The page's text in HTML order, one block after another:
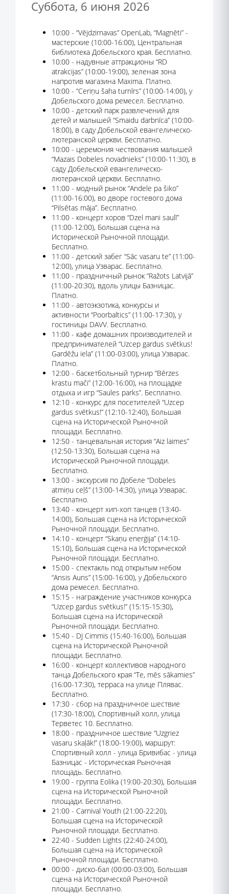
Суббота, 6 июня 2026
10:00 - “Vējdzirnavas” OpenLab, “Magnēti” -
мастерские (10:00-16:00), Центральная
библиотека Добельского края. Бесплатно.
10:00 - надувные аттракционы “RD
atrakcijas” (10:00-19:00), зеленая зона
напротив магазина Maxima. Платно.
10:00 - “Ceriņu šaha turnīrs” (10:00-14:00), у
Добельского дома ремесел. Бесплатно.
10:00 - детский парк развлечений для
детей и малышей “Smaidu darbnīca” (10:00-
18:00), в саду Добельской евангелическо-
лютеранской церкви. Бесплатно.
10:00 - церемония чествования малышей
“Mazais Dobeles novadnieks” (10:00-11:30), в
саду Добельской евангелическо-
лютеранской церкви. Бесплатно.
11:00 - модный рынок “Andele pa šiko”
(11:00-16:00), во дворе гостевого дома
“Pilsētas māja”. Бесплатно.
11:00 - концерт хоров “Dzel mani saulī”
(11:00-12:00), Большая сцена на
Исторической Рыночной площади.
Бесплатно.
11:00 - детский забег “Sāc vasaru te” (11:00-
12:00), улица Узварас. Бесплатно.
11:00 - праздничный рынок “Ražots Latvijā”
(11:00-20:30), вдоль улицы Базницас.
Платно.
11:00 - автоэкзотика, конкурсы и
активности “Poorbaltics” (11:00-17:30), у
гостиницы DAVV. Бесплатно.
11:00 - кафе домашних производителей и
предпринимателей “Uzcep gardus svētkus!
Gardēžu iela” (11:00-03:00), улица Узварас.
Платно.
12:00 - баскетбольный турнир “Bērzes
krastu mači” (12:00-16:00), на площадке
отдыха и игр “Saules parks”. Бесплатно.
12:10 - конкурс для посетителей “Uzcep
gardus svētkus!” (12:10-12:40), Большая
сцена на Исторической Рыночной
площади. Бесплатно.
12:50 - танцевальная история “Aiz laimes”
(12:50-13:30), Большая сцена на
Исторической Рыночной площади.
Бесплатно.
13:00 - экскурсия по Добеле “Dobeles
atmiņu ceļš” (13:00-14:30), улица Узварас.
Бесплатно.
13:40 - концерт хип-хоп танцев (13:40-
14:00), Большая сцена на Исторической
Рыночной площади. Бесплатно.
14:10 - концерт “Skaņu enerģija” (14:10-
15:10), Большая сцена на Исторической
Рыночной площади. Бесплатно.
15:00 - спектакль под открытым небом
“Ansis Auns” (15:00-16:00), у Добельского
дома ремесел. Бесплатно.
15:15 - награждение участников конкурса
“Uzcep gardus svētkus!” (15:15-15:30),
Большая сцена на Исторической
Рыночной площади. Бесплатно.
15:40 - DJ Cimmis (15:40-16:00), Большая
сцена на Исторической Рыночной
площади. Бесплатно.
16:00 - концерт коллективов народного
танца Добельского края “Te, mēs sākamies”
(16:00-17:30), терраса на улице Плявас.
Бесплатно.
17:30 - сбор на праздничное шествие
(17:30-18:00), Спортивный холл, улица
Терветес 10. Бесплатно.
18:00 - праздничное шествие “Uzgriez
vasaru skaļāk!” (18:00-19:00), маршрут:
Спортивный холл - улица Бривибас - улица
Базницас - Историческая Рыночная
площадь. Бесплатно.
19:00 - группа Eolika (19:00-20:30), Большая
сцена на Исторической Рыночной
площади. Бесплатно.
21:00 - Carnival Youth (21:00-22:20),
Большая сцена на Исторической
Рыночной площади. Бесплатно.
22:40 - Sudden Lights (22:40-24:00),
Большая сцена на Исторической
Рыночной площади. Бесплатно.
00:00 - диско-бал (00:00-03:00), Большая
сцена на Исторической Рыночной
площади. Бесплатно.